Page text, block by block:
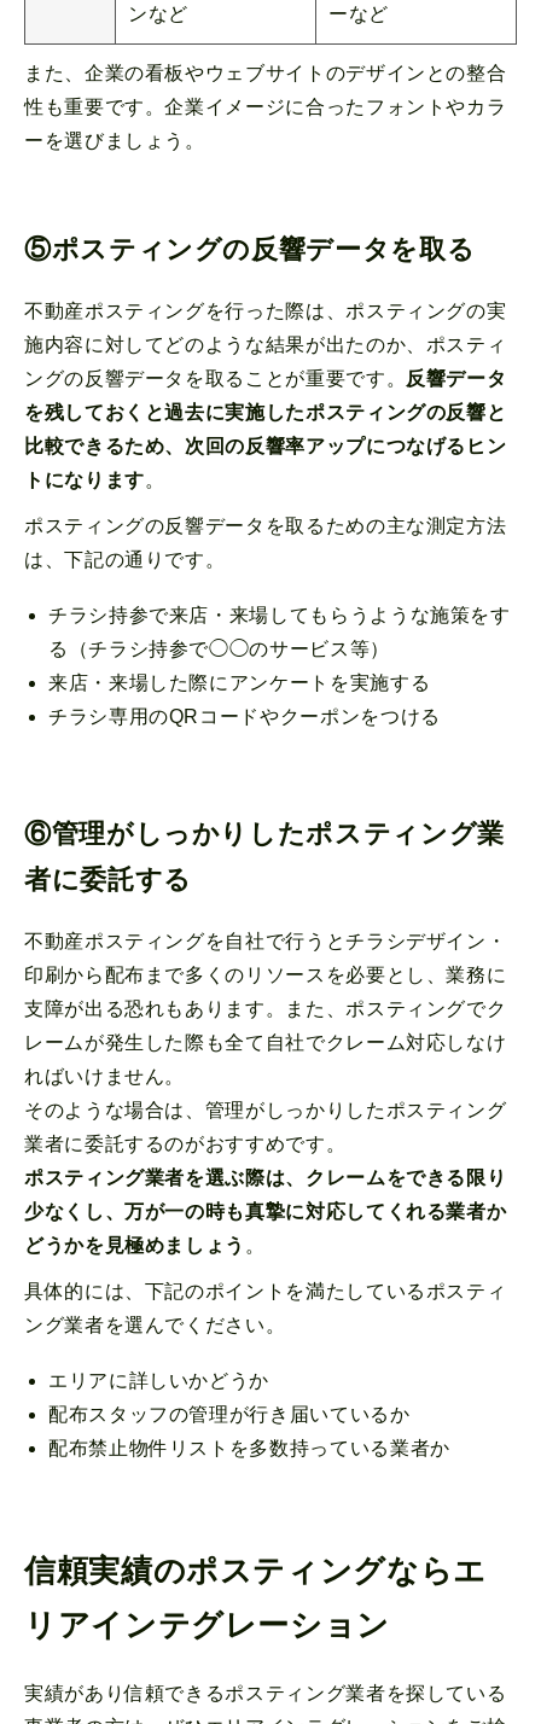
ンなど ーなど
また、企業の看板やウェブサイトのデザインとの整合
性も重要です。企業イメージに合ったフォントやカラ
ーを選びましょう。
⑤ポスティングの反響データを取る
不動産ポスティングを行った際は、ポスティングの実
施内容に対してどのような結果が出たのか、ポスティ
ングの反響データを取ることが重要です。
反響データ
を残しておくと過去に実施したポスティングの反響と
比較できるため、次回の反響率アップにつなげるヒン
トになります。
ポスティングの反響データを取るための主な測定方法
は、下記の通りです。
チラシ持参で来店・来場してもらうような施策をす
る（チラシ持参で◯◯のサービス等）
来店・来場した際にアンケートを実施する
チラシ専用のQRコードやクーポンをつける
⑥管理がしっかりしたポスティング業
者に委託する
不動産ポスティングを自社で行うとチラシデザイン・
印刷から配布まで多くのリソースを必要とし、業務に
支障が出る恐れもあります。また、ポスティングでク
レームが発生した際も全て自社でクレーム対応しなけ
ればいけません。
そのような場合は、管理がしっかりしたポスティング
業者に委託するのがおすすめです。
ポスティング業者を選ぶ際は、クレームをできる限り
少なくし、万が一の時も真摯に対応してくれる業者か
どうかを見極めましょう 。
具体的には、下記のポイントを満たしているポスティ
ング業者を選んでください。
エリアに詳しいかどうか
配布スタッフの管理が行き届いているか
配布禁止物件リストを多数持っている業者か
信頼実績のポスティングならエ
リアインテグレーション
実績があり信頼できるポスティング業者を探している